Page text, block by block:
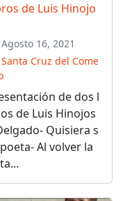
de Luis Hinojo
Agosto 16, 2021
Santa Cruz del Come
de dos l
de Luis Hinojos
Quisiera s
Al volver la